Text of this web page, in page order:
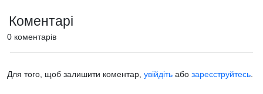
Коментарі
0 коментарів
Для того, щоб залишити коментар, увійдіть або зареєструйтесь